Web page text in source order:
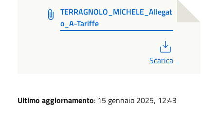
TERRAGNOLO_MICHELE_Allegat
o_A-Tariffe
Scarica
Ultimo aggiornamento: 15 gennaio 2025, 12:43